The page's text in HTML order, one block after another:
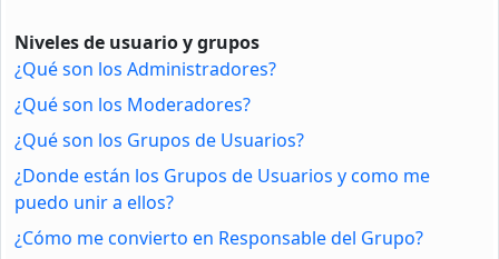
Niveles de usuario y grupos
¿Qué son los Administradores?
¿Qué son los Moderadores?
¿Qué son los Grupos de Usuarios?
¿Donde están los Grupos de Usuarios y como me
puedo unir a ellos?
¿Cómo me convierto en Responsable del Grupo?